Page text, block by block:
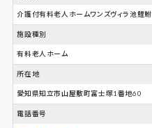
介護付有料老人ホームワンズヴィラ池鯉鮒
施設種別
有料老人ホーム
所在地
愛知県知立市山屋敷町富士塚1番地60
電話番号